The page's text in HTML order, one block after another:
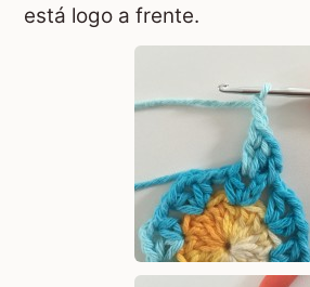
está logo a frente.